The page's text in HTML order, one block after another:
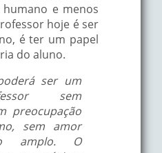
e menos
hoje é ser
é ter um papel
do aluno.
ser um
sem
preocupação
sem amor
amplo. O